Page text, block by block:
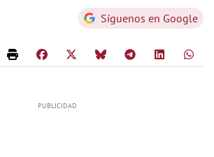
Síguenos en Google